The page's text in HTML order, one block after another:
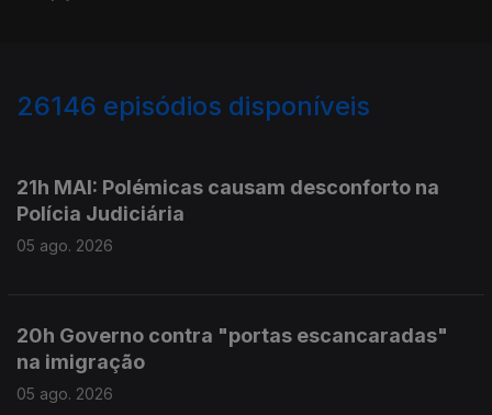
26146 episódios disponíveis
21h MAI: Polémicas causam desconforto na
Polícia Judiciária
05 ago. 2026
20h Governo contra "portas escancaradas"
na imigração
05 ago. 2026